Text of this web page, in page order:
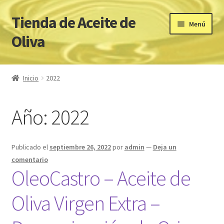
Ir
a
la
Ir
al
contenido
Tienda de Aceite de
Oliva
Menú
Inicio
Carrito
Cookies
Finalizar compra
Mi cuenta
Inicio 2022
Año: 2022
Publicado el septiembre 26, 2022por admin — Deja un
comentario
OleoCastro – Aceite de
Oliva Virgen Extra –